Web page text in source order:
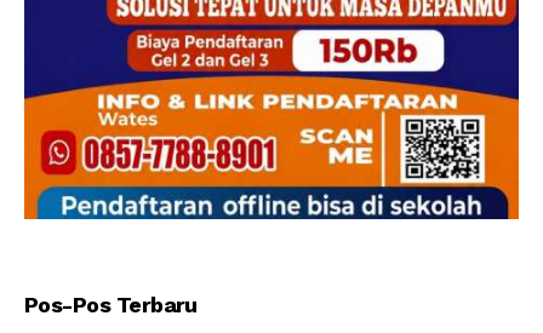
Pos-Pos Terbaru